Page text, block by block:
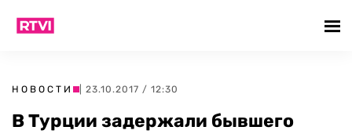
НОВОСТИ | 23.10.2017 / 12:30
В Турции задержали бывшего